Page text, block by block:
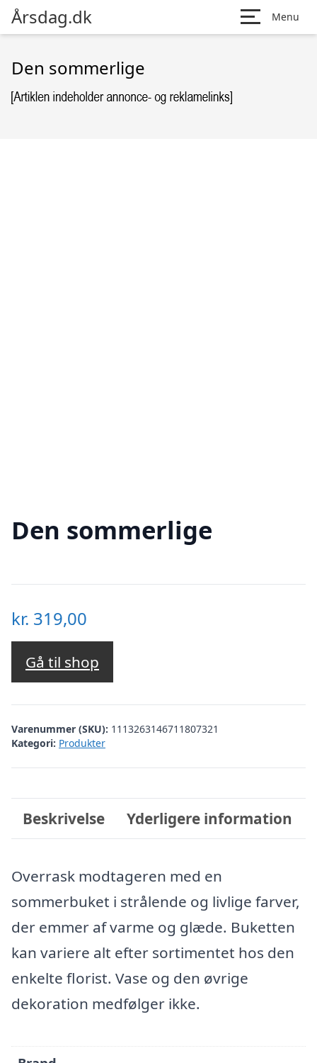
Årsdag.dk Menu
Den sommerlige
Den sommerlige
kr. 319,00
Gå til shop
Varenummer (SKU): 1113263146711807321
Kategori: Produkter
Beskrivelse Yderligere information
Overrask modtageren med en
sommerbuket i strålende og livlige farver,
der emmer af varme og glæde. Buketten
kan variere alt efter sortimentet hos den
enkelte florist. Vase og den øvrige
dekoration medfølger ikke.